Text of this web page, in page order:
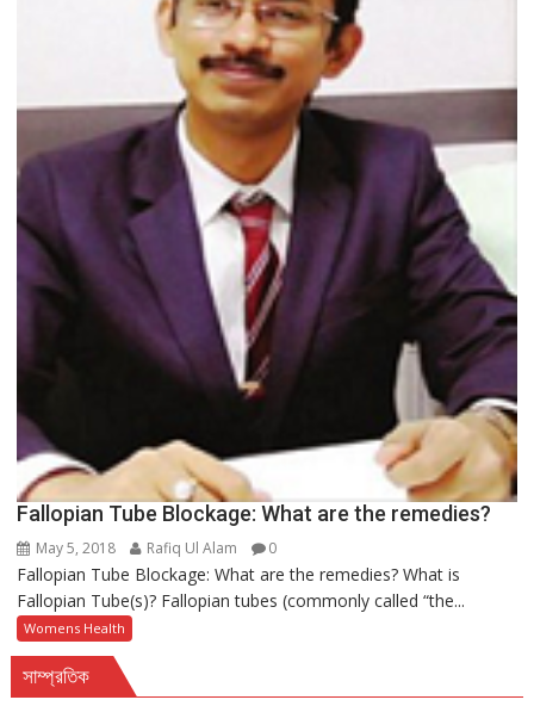
Fallopian Tube Blockage: What are the remedies?
May 5, 2018 Rafiq Ul Alam 0
Fallopian Tube Blockage: What are the remedies? What is
Fallopian Tube(s)? Fallopian tubes (commonly called “the...
Womens Health
সাম্প্রতিক